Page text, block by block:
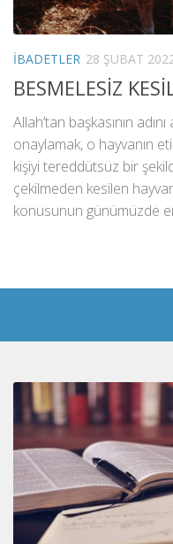
İBADETLER 28 ŞUBAT
BESMELESİZ
Allah’tan başkasının
onaylamak, o hayvanın
kişiyi tereddütsüz bir
çekilmeden kesilen
konusunun günümüzde